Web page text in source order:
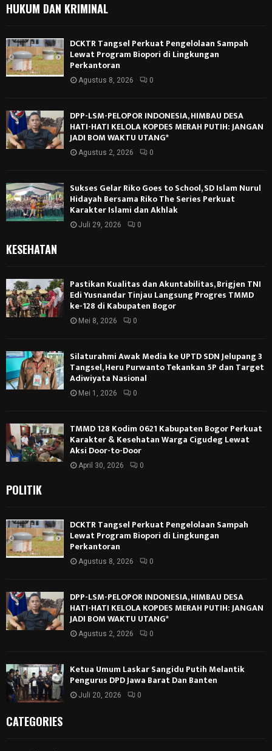
HUKUM DAN KRIMINAL
DCKTR Tangsel Perkuat Pengelolaan Sampah
Lewat Program Biopori di Lingkungan
Perkantoran
Agustus 8, 2026 0
DPP-LSM-PELOPOR INDONESIA, HIMBAU DESA
HATI-HATI KELOLA KOPDES MERAH PUTIH: JANGAN
JADI BOM WAKTU UTANG*
Agustus 2, 2026 0
Sukses Gelar Riko Goes to School, SD Islam Nurul
Hidayah Bersama Riko The Series Perkuat
Karakter Islami dan Akhlak
Juli 29, 2026 0
KESEHATAN
Pastikan Kualitas dan Akuntabilitas, Brigjen TNI
Edi Yusnandar Tinjau Langsung Progres TMMD
ke-128 di Kabupaten Bogor
Mei 8, 2026 0
Silaturahmi Awak Media ke UPTD SDN Jelupang 3
Tangsel, Heru Purwanto Tekankan 5P dan Target
Adiwiyata Nasional
Mei 1, 2026 0
TMMD 128 Kodim 0621 Kabupaten Bogor Perkuat
Karakter & Kesehatan Warga Cigudeg Lewat
Aksi Door-to-Door
April 30, 2026 0
POLITIK
DCKTR Tangsel Perkuat Pengelolaan Sampah
Lewat Program Biopori di Lingkungan
Perkantoran
Agustus 8, 2026 0
DPP-LSM-PELOPOR INDONESIA, HIMBAU DESA
HATI-HATI KELOLA KOPDES MERAH PUTIH: JANGAN
JADI BOM WAKTU UTANG*
Agustus 2, 2026 0
Ketua Umum Laskar Sangidu Putih Melantik
Pengurus DPD Jawa Barat Dan Banten
Juli 20, 2026 0
CATEGORIES